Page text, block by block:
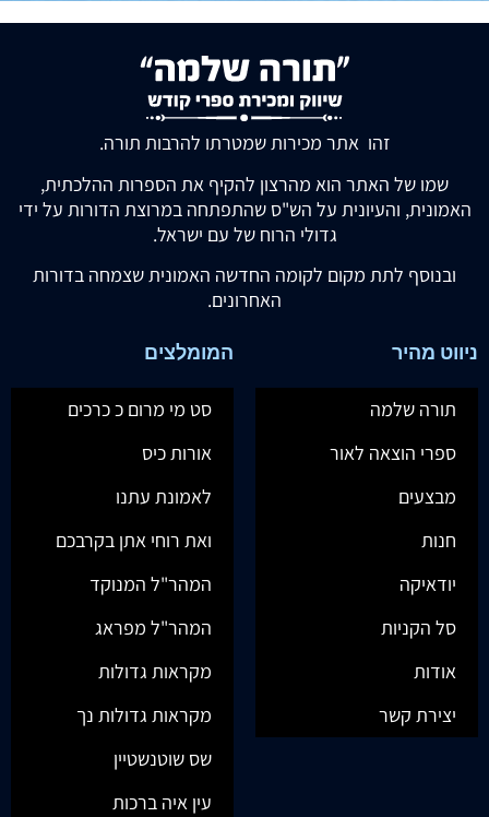
זהו אתר מכירות שמטרתו להרבות תורה.
שמו של האתר הוא מהרצון להקיף את הספרות ההלכתית,
האמונית, והעיונית על הש"ס שהתפתחה במרוצת הדורות על ידי
גדולי הרוח של עם ישראל.
ובנוסף לתת מקום לקומה החדשה האמונית שצמחה בדורות
האחרונים.
ניווט מהיר
תורה שלמה
ספרי הוצאה לאור
מבצעים
חנות
יודאיקה
סל הקניות
אודות
יצירת קשר
המומלצים
סט מי מרום כ כרכים
אורות כיס
לאמונת עתנו
ואת רוחי אתן בקרבכם
המהר"ל המנוקד
המהר"ל מפראג
מקראות גדולות
מקראות גדולות נך
שס שוטנשטיין
עין איה ברכות